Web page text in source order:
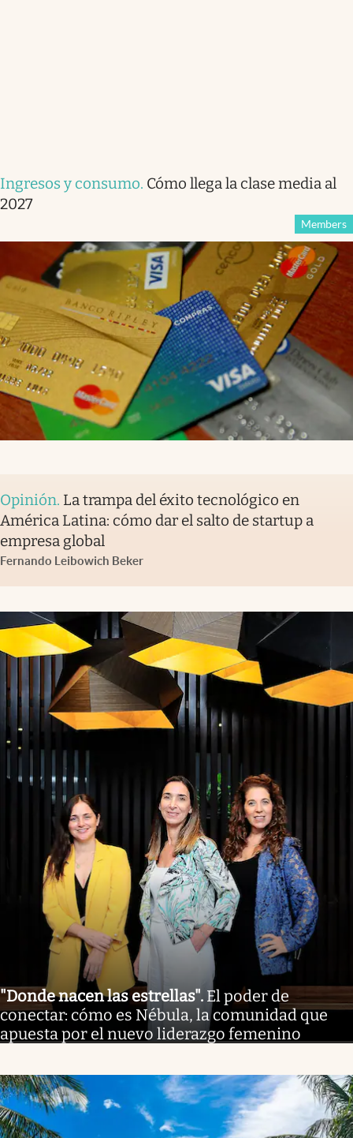
Ingresos y consumo. Cómo llega la clase media al
2027
Members
Opinión. La trampa del éxito tecnológico en
América Latina: cómo dar el salto de startup a
empresa global
Fernando Leibowich Beker
"Donde nacen las estrellas". El poder de
conectar: cómo es Nébula, la comunidad que
apuesta por el nuevo liderazgo femenino